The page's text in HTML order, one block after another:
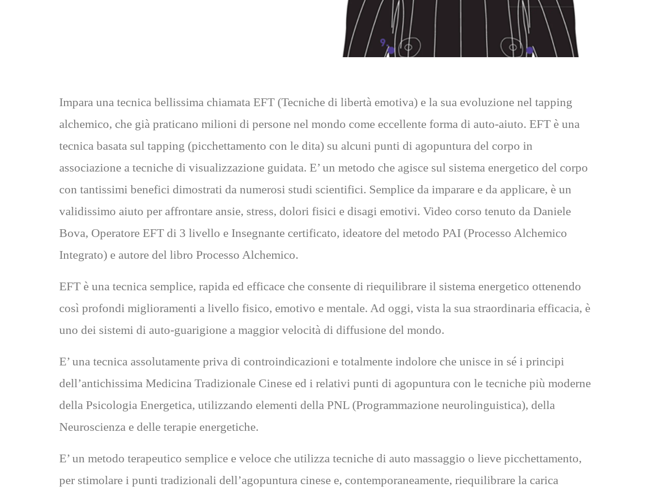
Impara una tecnica bellissima chiamata EFT (Tecniche di libertà emotiva) e la sua evoluzione nel tapping
alchemico, che già praticano milioni di persone nel mondo come eccellente forma di auto-aiuto. EFT è una
tecnica basata sul tapping (picchettamento con le dita) su alcuni punti di agopuntura del corpo in
associazione a tecniche di visualizzazione guidata. E’ un metodo che agisce sul sistema energetico del corpo
con tantissimi benefici dimostrati da numerosi studi scientifici. Semplice da imparare e da applicare, è un
validissimo aiuto per affrontare ansie, stress, dolori fisici e disagi emotivi. Video corso tenuto da Daniele
Bova, Operatore EFT di 3 livello e Insegnante certificato, ideatore del metodo PAI (Processo Alchemico
Integrato) e autore del libro Processo Alchemico.
EFT è una tecnica semplice, rapida ed efficace che consente di riequilibrare il sistema energetico ottenendo
così profondi miglioramenti a livello fisico, emotivo e mentale. Ad oggi, vista la sua straordinaria efficacia, è
uno dei sistemi di auto-guarigione a maggior velocità di diffusione del mondo.
E’ una tecnica assolutamente priva di controindicazioni e totalmente indolore che unisce in sé i principi
dell’antichissima Medicina Tradizionale Cinese ed i relativi punti di agopuntura con le tecniche più moderne
della Psicologia Energetica, utilizzando elementi della PNL (Programmazione neurolinguistica), della
Neuroscienza e delle terapie energetiche.
E’ un metodo terapeutico semplice e veloce che utilizza tecniche di auto massaggio o lieve picchettamento,
per stimolare i punti tradizionali dell’agopuntura cinese e, contemporaneamente, riequilibrare la carica